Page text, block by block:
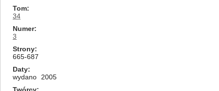
Tom
34
Numer
3
Strony
665-687
Daty
wydano
2005